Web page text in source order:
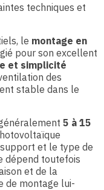
techniques et
le montage en
pour son excellent
et simplicité
des
stable dans le
5 à 15
et le type de
dépend toutefois
et de la
de montage lui-